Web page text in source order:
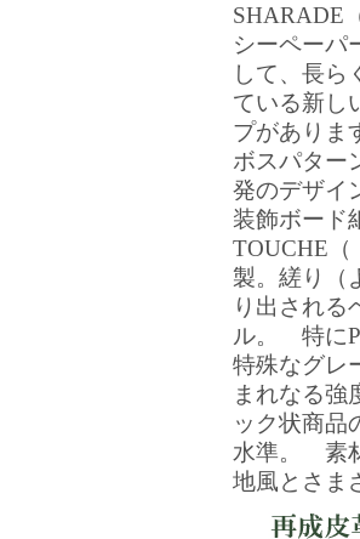
SHARADE
シーペーパ
して、長ら
ている新し
プがありま
ボスパター
発のデザイ
装飾ボード
TOUCHE（
製。縒り（
り出される
ル。 特に
特殊なグレ
まれなる
ック状商品
水準。 素
地風とさま